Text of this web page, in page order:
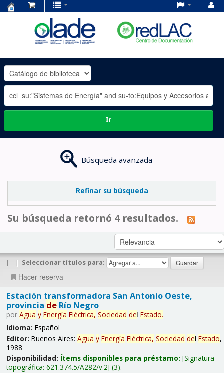
OLADE
-
Ir
Búsqueda avanzada
Refinar su búsqueda
Su búsqueda retornó 4 resultados.
| | Seleccionar títulos para:
Hacer reserva
Estación transformadora San Antonio Oeste,
provincia deRío Negro
por Agua y Energía Eléctrica, Sociedad del Estado.
Idioma: Español
Editor: Buenos Aires: Agua y Energía Eléctrica, Sociedad del Estado,
1988
Disponibilidad: Ítems disponibles para préstamo: Signatura
topográfica: 621.374.5/A282/v.2 (3).